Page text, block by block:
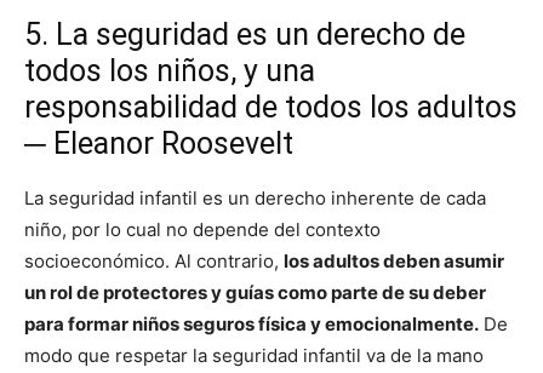
5. La seguridad es un derecho de
todos los niños, y una
responsabilidad de todos los adultos
─ Eleanor Roosevelt
La seguridad infantil es un derecho inherente de cada
niño, por lo cual no depende del contexto
socioeconómico. Al contrario, los adultos deben asumir
un rol de protectores y guías como parte de su deber
para formar niños seguros física y emocionalmente. De
modo que respetar la seguridad infantil va de la mano